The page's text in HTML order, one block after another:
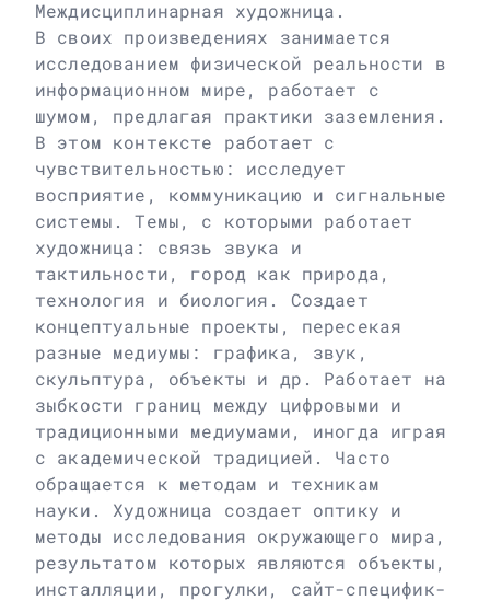
Междисциплинарная художница.
В своих произведениях занимается
исследованием физической реальности в
информационном мире, работает с
шумом, предлагая практики заземления.
В этом контексте работает с
чувствительностью: исследует
восприятие, коммуникацию и сигнальные
системы. Темы, с которыми работает
художница: связь звука и
тактильности, город как природа,
технология и биология. Создает
концептуальные проекты, пересекая
разные медиумы: графика, звук,
скульптура, объекты и др. Работает на
зыбкости границ между цифровыми и
традиционными медиумами, иногда играя
с академической традицией. Часто
обращается к методам и техникам
науки. Художница создает оптику и
методы исследования окружающего мира,
результатом которых являются объекты,
инсталляции, прогулки, сайт-специфик-